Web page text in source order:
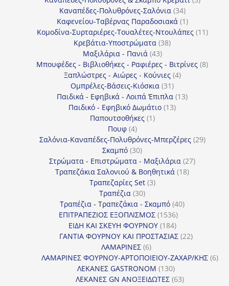
Καναπέδες-Πολυθρόνες-Σαλόνια 3434
προϊόντα
Καφενείου-Ταβέρνας Παραδοσιακά 11
προϊόν
Κομοδίνα-Συρταριέρες-Τουαλέτες-Ντουλάπες 1111
Κρεβάτια-Υποστρώματα 3838
Μαξιλάρια - Πανιά 4343
προϊόντα
Μπουφέδες - Βιβλιοθήκες - Ραφιέρες - Βιτρίνες 88
Ξαπλώστρες - Αιώρες - Κούνιες 44
Ομπρέλες-Βάσεις-Κιόσκια 3131
προϊόντα
Παιδικά - Εφηβικά - Λοιπά Έπιπλα 1313
Παιδικό - Εφηβικό Δωμάτιο 1313
Παπουτσοθήκες 11
Πουφ 44
προϊόντα
Σαλόνια-Καναπέδες-Πολυθρόνες-Μπερζέρες 2929
Σκαμπό 3030
προϊόντα
Στρώματα - Επιστρώματα - Μαξιλάρια 2727
Τραπεζάκια Σαλονιού & Βοηθητικά 1818
Τραπεζαρίες Set 33
Τραπέζια 3030
προϊόντα
Τραπέζια - Τραπεζάκια - Σκαμπό 4040
ΕΠΙΤΡΑΠΕΖΙΟΣ ΕΞΟΠΛΙΣΜΟΣ 15361536
προϊόντα
ΕΙΔΗ ΚΑΙ ΣΚΕΥΗ ΦΟΥΡΝΟΥ 184184
προϊόντα
ΓΑΝΤΙΑ ΦΟΥΡΝΟΥ ΚΑΙ ΠΡΟΣΤΑΣΙΑΣ 2222
ΛΑΜΑΡΙΝΕΣ 66
προϊόντα
ΛΑΜΑΡΙΝΕΣ ΦΟΥΡΝΟΥ-ΑΡΤΟΠΟΙΕΙΟΥ-ΖΑΧΑΡ/ΚΗΣ 66
ΛΕΚΑΝΕΣ GASTRONOM 130130
προϊόντα
ΛΕΚΑΝΕΣ GN ΑΝΟΞΕΙΔΩΤΕΣ 6363